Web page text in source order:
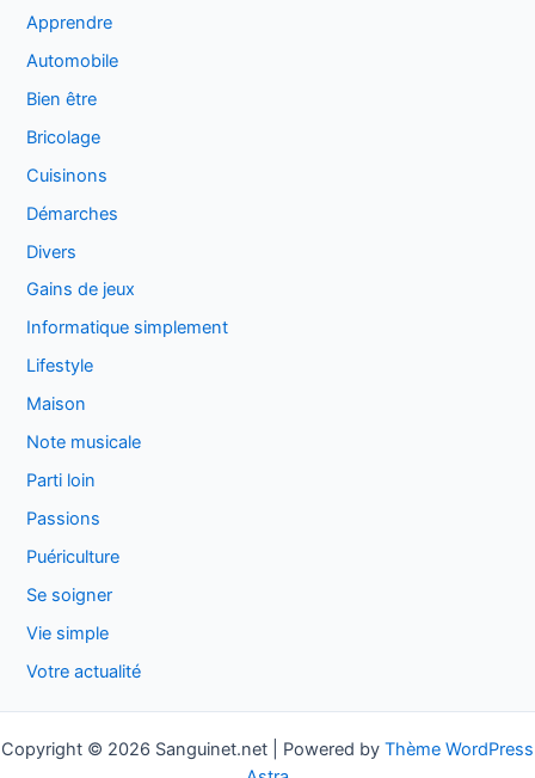
Apprendre
Automobile
Bien être
Bricolage
Cuisinons
Démarches
Divers
Gains de jeux
Informatique simplement
Lifestyle
Maison
Note musicale
Parti loin
Passions
Puériculture
Se soigner
Vie simple
Votre actualité
Copyright © 2026 Sanguinet.net | Powered by Thème WordPress